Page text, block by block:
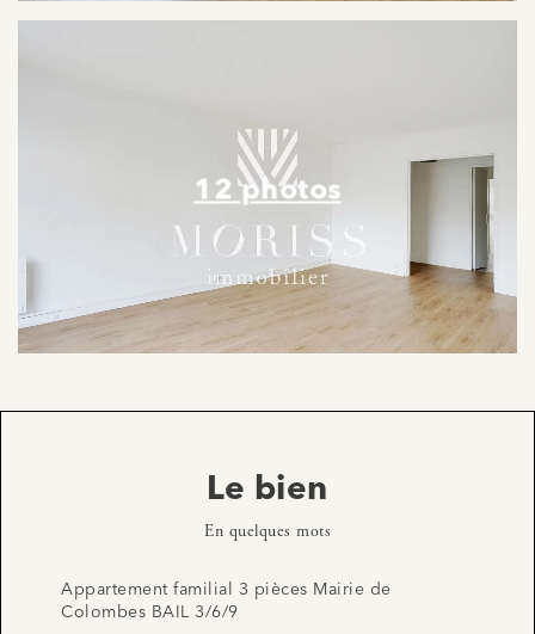
12 photos
Le bien
En quelques mots
Appartement familial 3 pièces Mairie de
Colombes BAIL 3/6/9